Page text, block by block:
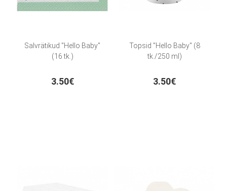
Salvrätikud "Hello Baby"
(16 tk.)
3.50€
Topsid "Hello Baby" (8
tk./250 ml)
3.50€